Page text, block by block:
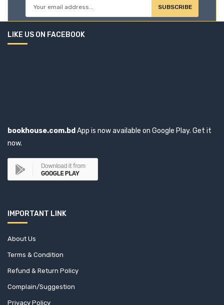
Ainun Nishat (1)
Aishwarya Choudhary (1)
Akbar Haider Kiron (1)
Akhtar Hossain (1)
Akhtar Sanjida Kasem (1)
Akram Hossain (2)
Al Masud Hasanuzzaman (1)
SUBSCRIBE
LIKE US ON FACEBOOK
bookhouse.com.bd App is now available on Google Play. Get it
now.
IMPORTANT LINK
About Us
Terms & Condition
Refund & Return Policy
Complain/Suggestion
Privacy Policy